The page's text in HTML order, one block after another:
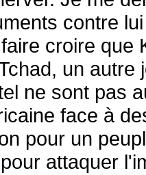
contre
croire que
un
ne sont pas
face à
pour un
attaquer